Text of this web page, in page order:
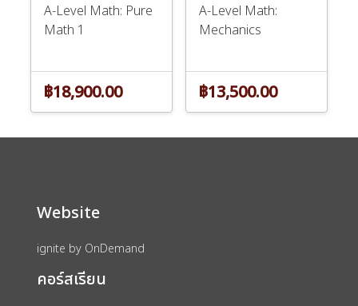
A-Level Math: Pure
Math 1
฿18,900.00
A-Level Math:
Mechanics
฿13,500.00
Website
ignite by OnDemand
คอร์สเรียน